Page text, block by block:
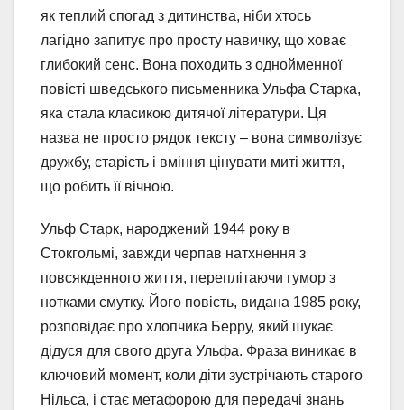
як теплий спогад з дитинства, ніби хтось
лагідно запитує про просту навичку, що ховає
глибокий сенс. Вона походить з однойменної
повісті шведського письменника Ульфа Старка,
яка стала класикою дитячої літератури. Ця
назва не просто рядок тексту – вона символізує
дружбу, старість і вміння цінувати миті життя,
що робить її вічною.
Ульф Старк, народжений 1944 року в
Стокгольмі, завжди черпав натхнення з
повсякденного життя, переплітаючи гумор з
нотками смутку. Його повість, видана 1985 року,
розповідає про хлопчика Берру, який шукає
дідуся для свого друга Ульфа. Фраза виникає в
ключовий момент, коли діти зустрічають старого
Нільса, і стає метафорою для передачі знань